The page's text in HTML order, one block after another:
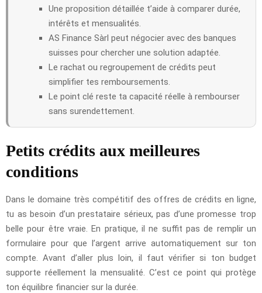
Une proposition détaillée t’aide à comparer durée,
intérêts et mensualités.
AS Finance Sàrl peut négocier avec des banques
suisses pour chercher une solution adaptée.
Le rachat ou regroupement de crédits peut
simplifier tes remboursements.
Le point clé reste ta capacité réelle à rembourser
sans surendettement.
Petits crédits aux meilleures
conditions
Dans le domaine très compétitif des offres de crédits en ligne,
tu as besoin d’un prestataire sérieux, pas d’une promesse trop
belle pour être vraie. En pratique, il ne suffit pas de remplir un
formulaire pour que l’argent arrive automatiquement sur ton
compte. Avant d’aller plus loin, il faut vérifier si ton budget
supporte réellement la mensualité. C’est ce point qui protège
ton équilibre financier sur la durée.